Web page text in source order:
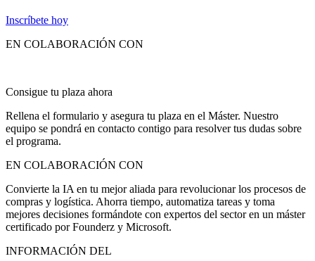
Inscríbete hoy
EN COLABORACIÓN CON
Consigue tu plaza ahora
Rellena el formulario y asegura tu plaza en el Máster. Nuestro
equipo se pondrá en contacto contigo para resolver tus dudas sobre
el programa.
EN COLABORACIÓN CON
Convierte la IA en tu mejor aliada para revolucionar los procesos de
compras y logística. Ahorra tiempo, automatiza tareas y toma
mejores decisiones formándote con expertos del sector en un máster
certificado por Founderz y Microsoft.
INFORMACIÓN DEL